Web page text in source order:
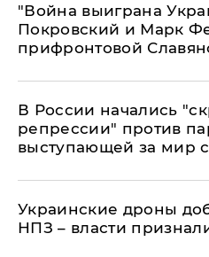
"Война выиграна
Покровский и Марк
прифронтовой
В России начались
репрессии" против
выступающей за мир
Украинские дроны
НПЗ – власти